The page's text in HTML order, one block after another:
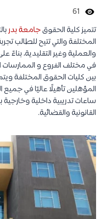
61
تتميز كلية الحقوقجامعة بدر
المختلفة والتي تتيح للطالب
والعملية وغير التقليدية، بناءً
في مختلف الفروع و الممارسات
بين كليات الحقوق المختلفة
المؤهلين تأهيلًا عاليًا في
ساعات تدريبية داخلية
القانونية والقضائية.